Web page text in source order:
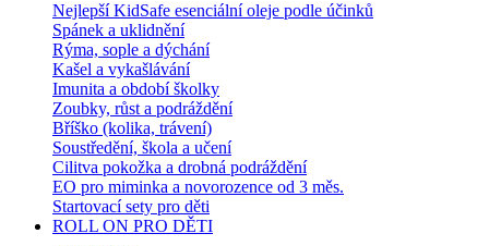
Nejlepší KidSafe esenciální oleje podle účinků
Spánek a uklidnění
Rýma, sople a dýchání
Kašel a vykašlávání
Imunita a období školky
Zoubky, růst a podráždění
Bříško (kolika, trávení)
Soustředění, škola a učení
Cilitva pokožka a drobná podráždění
EO pro miminka a novorozence od 3 měs.
Startovací sety pro děti
ROLL ON PRO DĚTI